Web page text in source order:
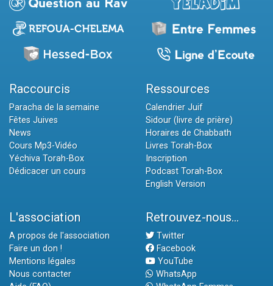
Raccourcis
Paracha de la semaine
Fêtes Juives
News
Cours Mp3-Vidéo
Yéchiva Torah-Box
Dédicacer un cours
Ressources
Calendrier Juif
Sidour (livre de prière)
Horaires de Chabbath
Livres Torah-Box
Inscription
Podcast Torah-Box
English Version
L'association
A propos de l'association
Faire un don !
Mentions légales
Nous contacter
Retrouvez-nous...
Twitter
Facebook
YouTube
WhatsApp